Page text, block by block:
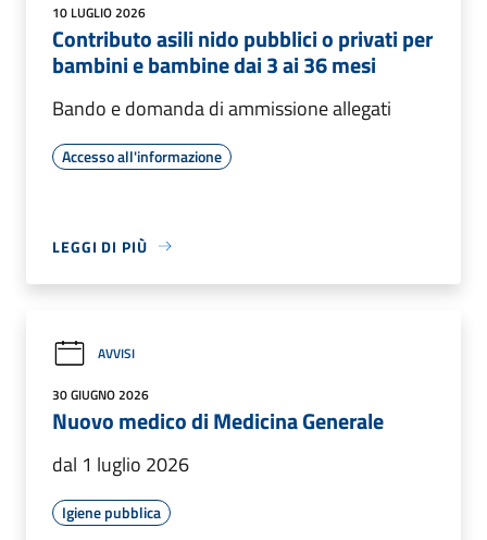
10 LUGLIO 2026
Contributo asili nido pubblici o privati per
bambini e bambine dai 3 ai 36 mesi
Bando e domanda di ammissione allegati
Accesso all'informazione
LEGGI DI PIÙ
AVVISI
30 GIUGNO 2026
Nuovo medico di Medicina Generale
dal 1 luglio 2026
Igiene pubblica